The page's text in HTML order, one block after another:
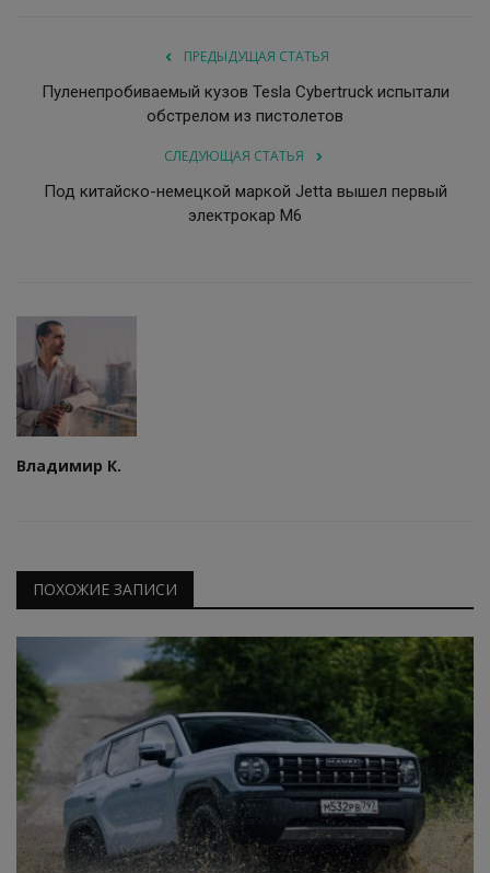
ПРЕДЫДУЩАЯ СТАТЬЯ
Пуленепробиваемый кузов Tesla Cybertruck испытали
обстрелом из пистолетов
СЛЕДУЮЩАЯ СТАТЬЯ
Под китайско-немецкой маркой Jetta вышел первый
электрокар M6
Владимир К.
ПОХОЖИЕ ЗАПИСИ